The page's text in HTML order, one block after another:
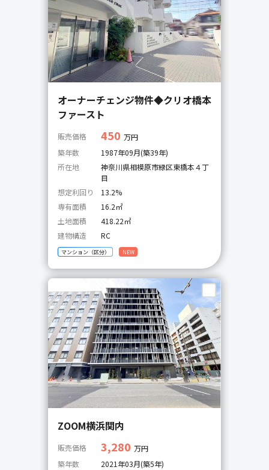
オーナーチェンジ物件◆クリオ橋本
ファースト
販売価格 450 万円
築年数
1987年09月(築39年)
所在地
神奈川県相模原市緑区東橋本４丁
目
想定利回り
13.2%
専有面積
16.2㎡
土地面積
418.22㎡
建物構造
RC
マンション（区分） NEW
ZOOM横浜関内
販売価格 3,280 万円
築年数
2021年03月(築5年)